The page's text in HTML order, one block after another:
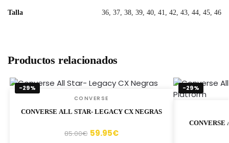
Talla 36, 37, 38, 39, 40, 41, 42, 43, 44, 45, 46
Productos relacionados
-29%
CONVERSE
CONVERSE ALL STAR- LEGACY CX NEGRAS
85.00€ 59.95€
-29%
CONVERSE